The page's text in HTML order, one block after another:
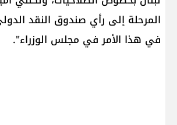
المرحلة إلى رأي صندوق النقد
في هذا الأمر في مجلس الوزراء".